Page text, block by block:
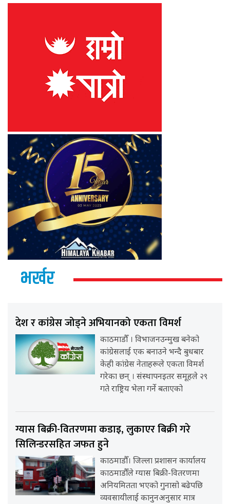
भर्खर
देश र कांग्रेस जोड्ने अभियानको एकता विमर्श
काठमाडौँ । विभाजनउन्मुख बनेको
कांग्रेसलाई एक बनाउने भन्दै बुधबार
केही कांग्रेस नेताहरूले एकता विमर्श
गरेका छन् । संस्थापनइतर समूहले २९
गते राष्ट्रिय भेला गर्ने बताएको
ग्यास बिक्री-वितरणमा कडाइ, लुकाएर बिक्री गरे
सिलिन्डरसहित जफत हुने
काठमाडौँ। जिल्ला प्रशासन कार्यालय
काठमाडौँले ग्यास बिक्री-वितरणमा
अनियमितता भएको गुनासो बढेपछि
व्यवसायीलाई कानुनअनुसार मात्र